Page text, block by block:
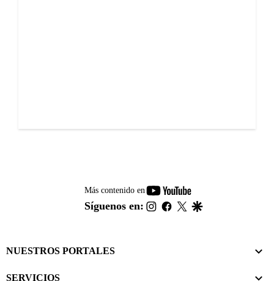
Más contenido en
youtube-
footer
Síguenos en: instagram
facebook
twitter
NUESTROS PORTALES
SERVICIOS